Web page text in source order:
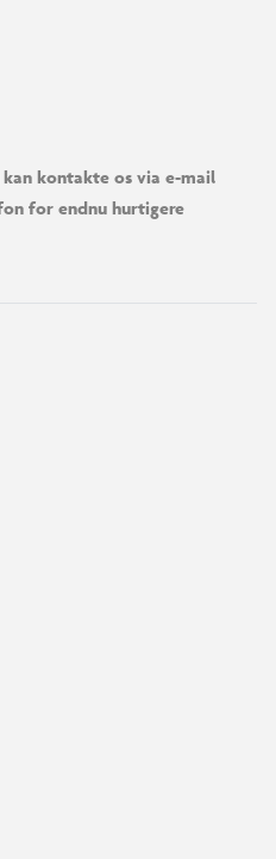
kontakte os via e-mail
for endnu hurtigere